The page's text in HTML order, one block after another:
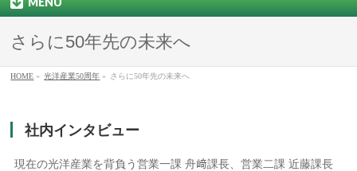
さらに50年先の未来へ
HOME » 光洋産業50周年 » さらに50年先の未来へ
社内インタビュー
現在の光洋産業を背負う営業一課 舟﨑課長、営業二課 近藤課長